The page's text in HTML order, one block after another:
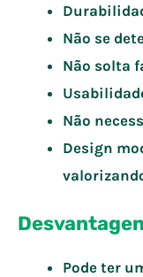
Não se
Não solta
Não
Design
Pode ter